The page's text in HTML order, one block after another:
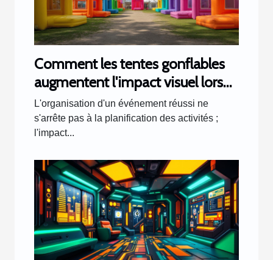
Comment les tentes gonflables
augmentent l'impact visuel lors
d'événements
L'organisation d'un événement réussi ne
s'arrête pas à la planification des activités ;
l'impact...